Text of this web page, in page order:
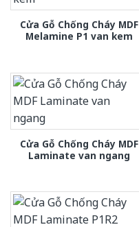
Cửa Gỗ Chống Cháy MDF
Melamine P1 van kem
Cửa Gỗ Chống Cháy MDF
Laminate van ngang